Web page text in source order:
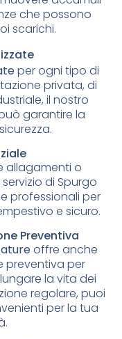
che possono
scarichi.
per ogni tipo di
privata, di
il nostro
garantire la
allagamenti o
di Spurgo
professionali per
e sicuro.
Preventiva
offre anche
preventiva per
la vita dei
regolare, puoi
per la tua